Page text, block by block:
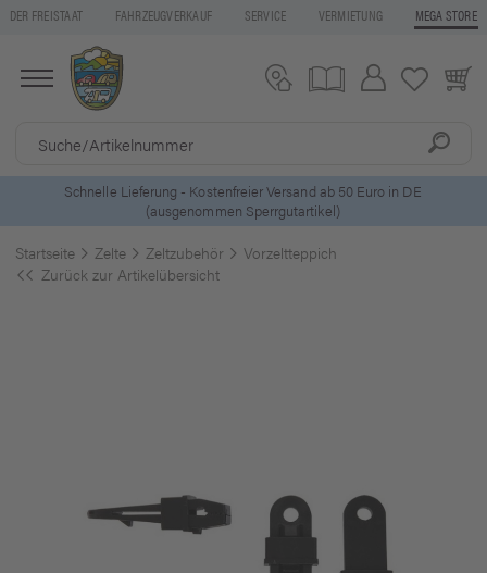
DER FREISTAAT FAHRZEUGVERKAUF SERVICE VERMIETUNG MEGA STORE
5 Euro Gutschein* beiNewsletter-Anmeldung
Startseite Zelte Zeltzubehör
Vorzeltteppich
Zurück zur Artikelübersicht